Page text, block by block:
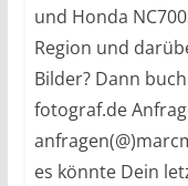
und Honda
Region und
Bilder? Dann
fotograf.de
es könnte Dein